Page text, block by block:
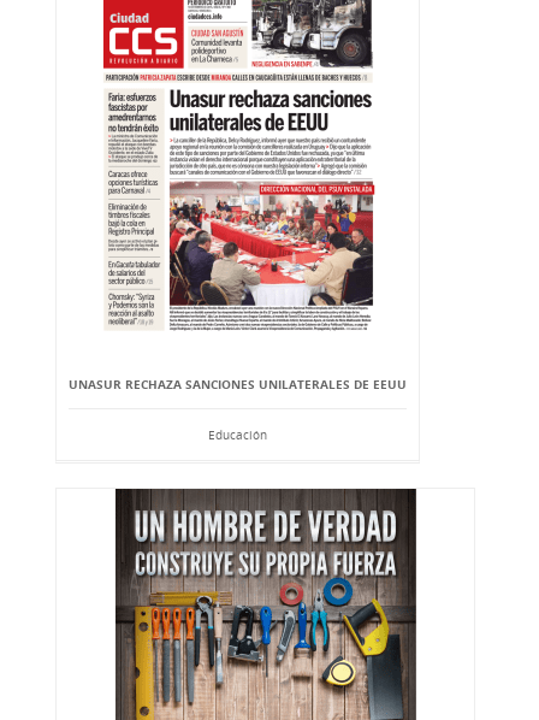
UNASUR RECHAZA SANCIONES UNILATERALES DE EEUU
Educación